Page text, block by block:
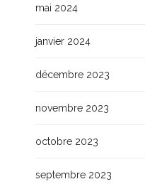
mai 2024
janvier 2024
décembre 2023
novembre 2023
octobre 2023
septembre 2023